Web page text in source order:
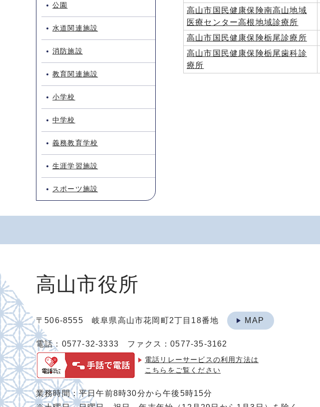
高山市国民健康保険南高山地域
医療センター高根地域診療所
高山市国民健康保険栃尾診療所
高山市国民健康保険栃尾歯科診
療所
公園
水道関連施設
消防施設
教育関連施設
小学校
中学校
義務教育学校
生涯学習施設
スポーツ施設
高山市役所
〒506-8555 岐阜県高山市花岡町2丁目18番地 MAP
電話：0577-32-3333 ファクス：0577-35-3162
電話リレーサービスの利用方法は
こちらをご覧ください
業務時間：平日午前8時30分から午後5時15分